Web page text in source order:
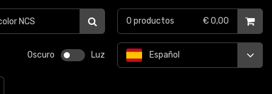
Oscuro Luz Español
0 productos € 0,00